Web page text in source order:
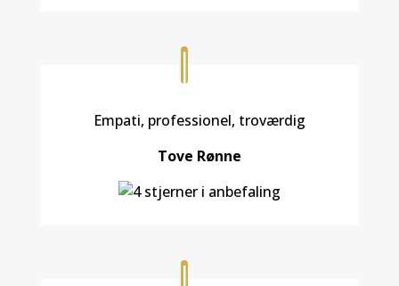
Empati, professionel, troværdig
Tove Rønne